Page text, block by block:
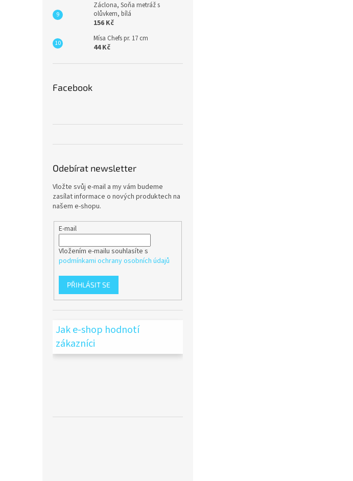
Záclona, Soňa metráž s
olůvkem, bílá
156 Kč
Mísa Chefs pr. 17 cm
44 Kč
Facebook
Odebírat newsletter
Vložte svůj e-mail a my vám budeme
zasílat informace o nových produktech na
našem e-shopu.
E-mail
Vložením e-mailu souhlasíte s
podmínkami ochrany osobních údajů
PŘIHLÁSIT SE
Jak e-shop hodnotí
zákazníci